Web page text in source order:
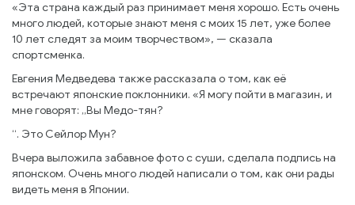
«Эта страна каждый раз принимает меня хорошо. Есть очень
много людей, которые знают меня с моих 15 лет, уже более
10 лет следят за моим творчеством», — сказала
спортсменка.
Евгения Медведева также рассказала о том, как её
встречают японские поклонники. «Я могу пойти в магазин, и
мне говорят: „Вы Медо-тян?
“. Это Сейлор Мун?
Вчера выложила забавное фото с суши, сделала подпись на
японском. Очень много людей написали о том, как они рады
видеть меня в Японии.